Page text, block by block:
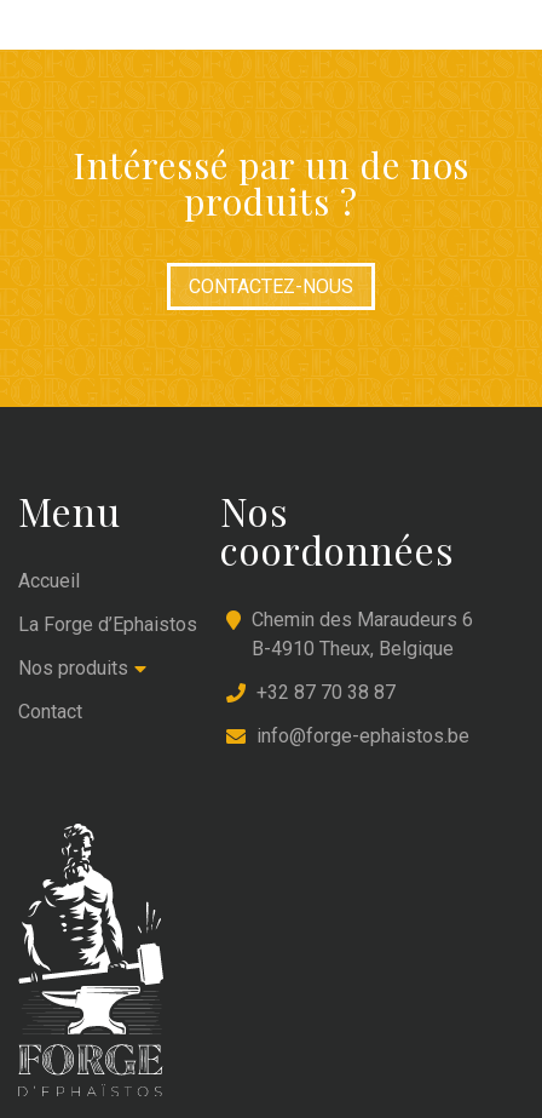
Intéressé par un de nos
produits ?
CONTACTEZ-NOUS
Menu
Accueil
La Forge d’Ephaistos
Nos produits
Contact
Nos
coordonnées
Chemin des Maraudeurs 6
B-4910 Theux, Belgique
+32 87 70 38 87
info@forge-ephaistos.be